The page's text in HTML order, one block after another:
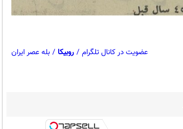
عضویت در کانال تلگرام / روبیکا / بله عصر ایران